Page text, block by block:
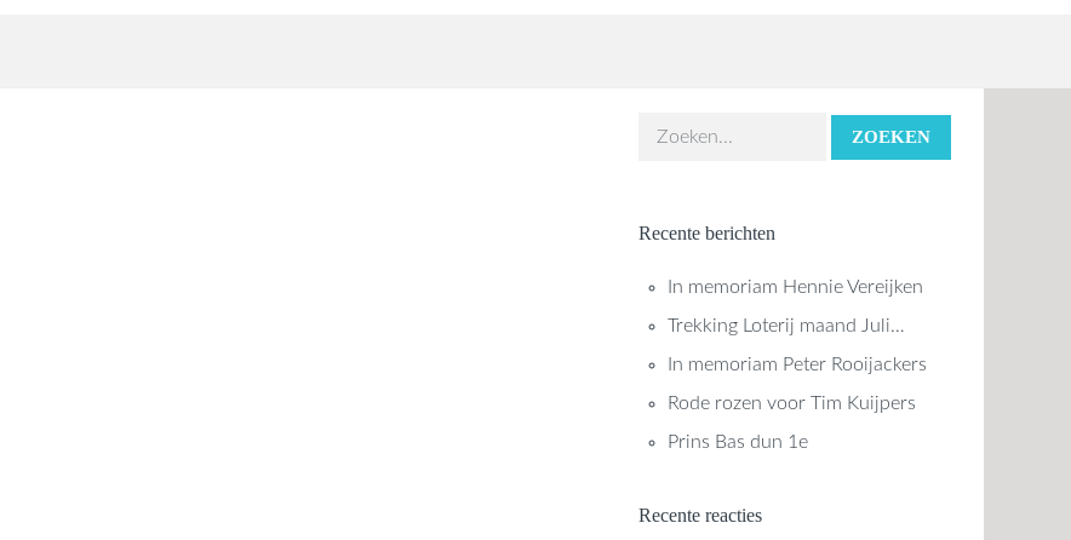
ZOEKEN
Recente berichten
In memoriam Hennie Vereijken
Trekking Loterij maand Juli…
In memoriam Peter Rooijackers
Rode rozen voor Tim Kuijpers
Prins Bas dun 1e
Recente reacties